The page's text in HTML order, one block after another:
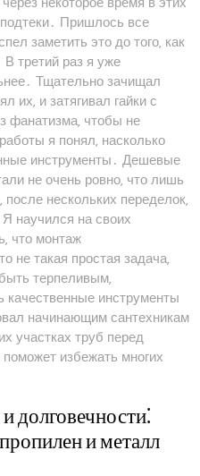
Пришлось все
заметить это до того‚ как
В третий раз я уже
Тщательно зачищал
их‚ и затягивал гайки с
фанатизма‚ чтобы не
я понял‚ насколько
инструменты․ Дешевые
не очень ровно‚ что лишь
нескольких переделок‚
научился на своих
что монтаж
не такая простая задача‚
терпеливым‚
качественные инструменты
начинающим сантехникам
участках труб перед
избежать многих
долговечности⁚
и металл